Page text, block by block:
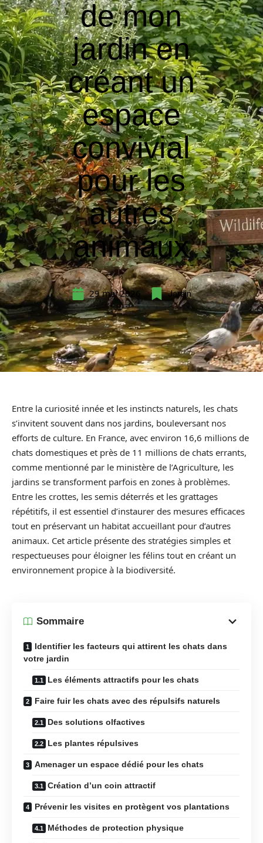
de mon
jardin en
créant un
espace
convivial
pour les
autres
animaux
29 mai 2026 Jardin
Entre la curiosité innée et les instincts naturels, les chats
s’invitent souvent dans nos jardins, bouleversant nos
efforts de culture. En France, avec environ 16,6 millions de
chats domestiques et près de 11 millions de chats errants,
comme mentionné par le ministère de l’Agriculture, les
jardins se transforment parfois en zones à problèmes.
Entre les crottes, les semis déterrés et les grattages
répétitifs, il est essentiel d’instaurer des mesures efficaces
tout en préservant un habitat accueillant pour d’autres
animaux. Cet article présente des stratégies simples et
respectueuses pour éloigner les félins tout en créant un
environnement propice à la biodiversité.
Sommaire
Identifier les facteurs qui attirent les chats dans
votre jardin
Les éléments attractifs pour les chats
Faire fuir les chats avec des répulsifs naturels
Des solutions olfactives
Les plantes répulsives
Amenager un espace dédié pour les chats
Création d’un coin attractif
Prévenir les visites en protègent vos plantations
Méthodes de protection physique